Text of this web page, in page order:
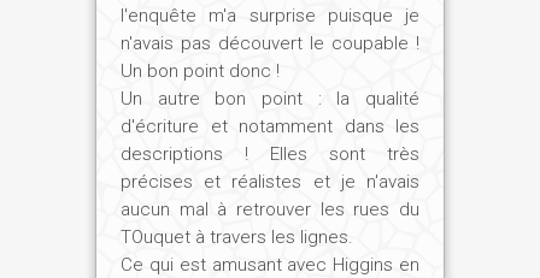
l'enquête m'a surprise puisque je
n'avais pas découvert le coupable !
Un bon point donc !
Un autre bon point : la qualité
d'écriture et notamment dans les
descriptions ! Elles sont très
précises et réalistes et je n'avais
aucun mal à retrouver les rues du
TOuquet à travers les lignes.
Ce qui est amusant avec Higgins en